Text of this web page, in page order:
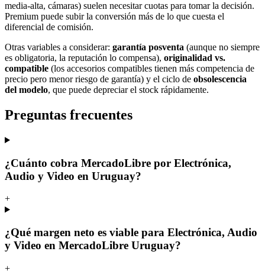
media-alta, cámaras) suelen necesitar cuotas para tomar la decisión.
Premium puede subir la conversión más de lo que cuesta el
diferencial de comisión.
Otras variables a considerar: garantía posventa (aunque no siempre
es obligatoria, la reputación lo compensa), originalidad vs.
compatible (los accesorios compatibles tienen más competencia de
precio pero menor riesgo de garantía) y el ciclo de obsolescencia
del modelo, que puede depreciar el stock rápidamente.
Preguntas frecuentes
¿Cuánto cobra MercadoLibre por Electrónica,
Audio y Video en Uruguay?
+
¿Qué margen neto es viable para Electrónica, Audio
y Video en MercadoLibre Uruguay?
+